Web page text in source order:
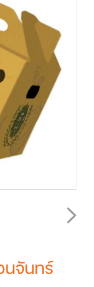
นจันทร์